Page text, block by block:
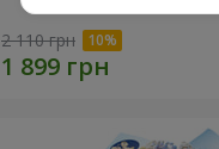
2 110 грн